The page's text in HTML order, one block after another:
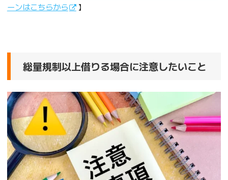
ーンはこちらから
】
総量規制以上借りる場合に注意したいこと